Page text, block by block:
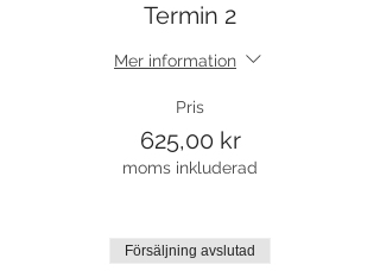
Termin 2
Mer information
Pris
625,00 kr
moms inkluderad
Försäljning avslutad